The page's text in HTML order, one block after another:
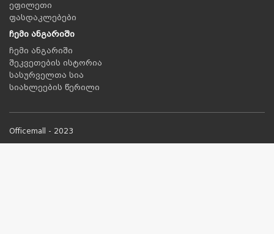
ეფილეთი
ფასდაკლებები
ჩემი ანგარიში
ჩემი ანგარიში
შეკვეთების ისტორია
სასურველთა სია
სიახლეების წერილი
Officemall - 2023